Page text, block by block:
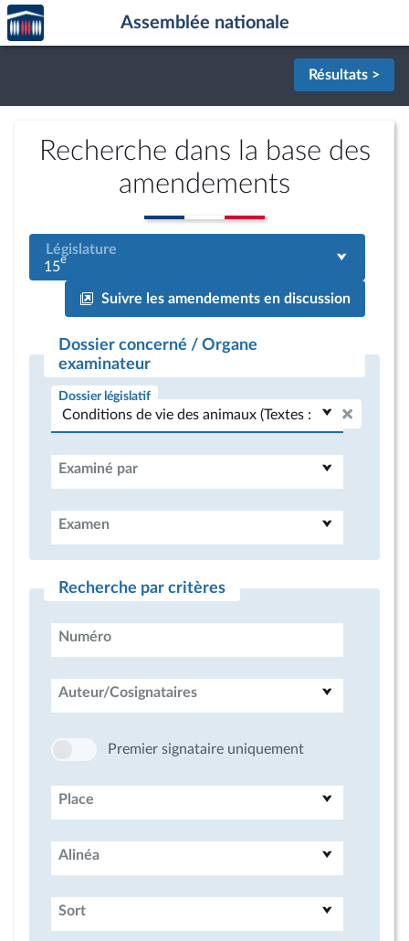
Aller au contenu
Aller en bas de la page
Accèder
à la
page
Assemblée nationale
Résultats >
Recherche dans la base des
amendements
Législature
15e
Suivre les amendements en discussion
Dossier concerné / Organe
examinateur
Dossier législatif
Examiné par
Examen
Recherche par critères
Numéro
Auteur/Cosignataires
Premier signataire uniquement
Place
Alinéa
Sort